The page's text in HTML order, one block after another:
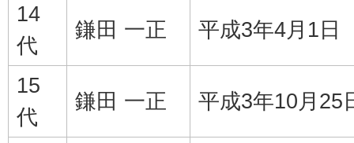
14
代
鎌田 一正 平成3年4月1日
15
代
鎌田 一正 平成3年10月25